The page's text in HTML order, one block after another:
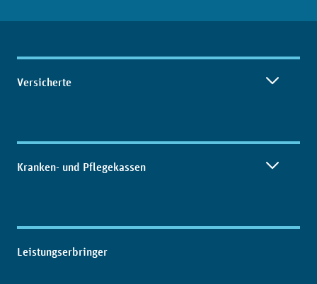
Inhaltsübersicht
Versicherte
Kranken- und Pflegekassen
Leistungserbringer